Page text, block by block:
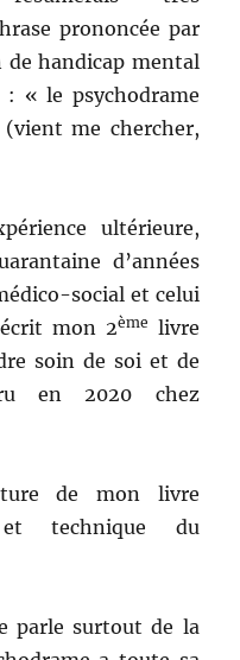
prononcée par
handicap mental
: « le psychodrame
(vient me chercher,
ultérieure,
d’années
social et celui
mon 2ème livre
soin de soi et de
en 2020 chez
de mon livre
technique du
parle surtout de la